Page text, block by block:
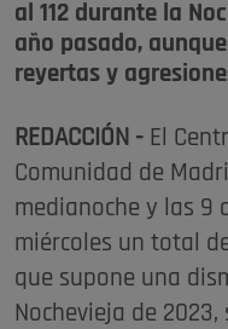
al 112 durante la
año pasado,
reyertas y
REDACCIÓN - El
Comunidad de
medianoche y las 9
miércoles un total
que supone una
Nochevieja de